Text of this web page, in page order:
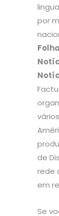
por
de
rede
em
Se